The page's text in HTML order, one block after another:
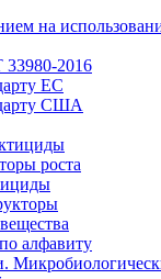
на
2016
ЕС
США
роста
алфавиту